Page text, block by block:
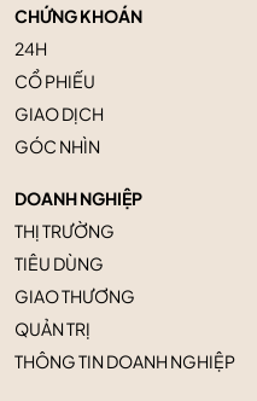
CHỨNG KHOÁN
24H
CỔ PHIẾU
GIAO DỊCH
GÓC NHÌN
DOANH NGHIỆP
THỊ TRƯỜNG
TIÊU DÙNG
GIAO THƯƠNG
QUẢN TRỊ
THÔNG TIN DOANH NGHIỆP